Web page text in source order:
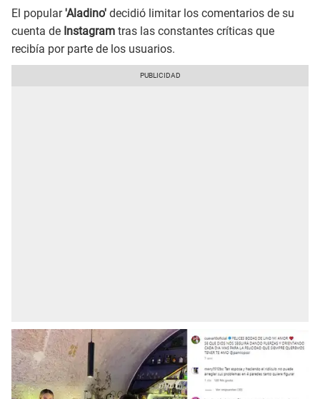
El popular'Aladino' decidió limitar los comentarios de su
cuenta de Instagram tras las constantes críticas que
recibía por parte de los usuarios.